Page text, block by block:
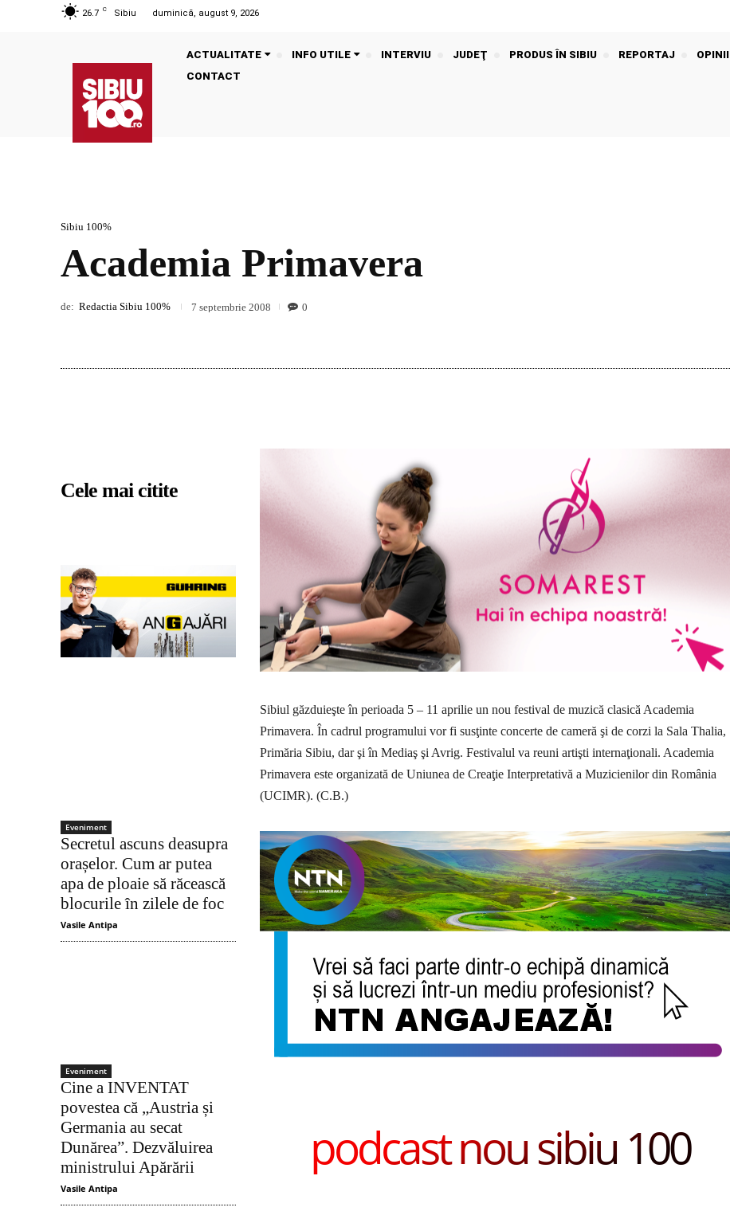
26.7 C Sibiu duminică, august 9, 2026
ACTUALITATE INFO UTILE INTERVIU JUDEŢ PRODUS ÎN SIBIU REPORTAJ OPINII
CONTACT
Sibiu 100%
Academia Primavera
de: Redactia Sibiu 100% 7 septembrie 2008 0
Cele mai citite
Eveniment
Secretul ascuns deasupra
orașelor. Cum ar putea
apa de ploaie să răcească
blocurile în zilele de foc
Vasile Antipa
Eveniment
Cine a INVENTAT
povestea că „Austria și
Germania au secat
Dunărea”. Dezvăluirea
ministrului Apărării
Vasile Antipa
Sibiul găzduieşte în perioada 5 – 11 aprilie un nou festival de muzică clasică Academia
Primavera. În cadrul programului vor fi susţinte concerte de cameră şi de corzi la Sala Thalia,
Pri­măria Sibiu, dar şi în Mediaş şi Avrig. Festivalul va reuni artişti in­ternaţionali. Aca­demia
Primavera este or­ganizată de Uniu­nea de Creaţie In­terpretativă a Mu­zicienilor din Ro­mânia
(UCIMR). (C.B.)
podcast nou sibiu 100